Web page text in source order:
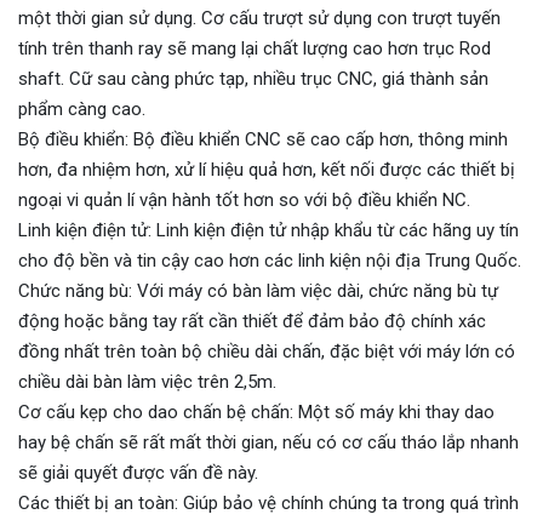
một thời gian sử dụng. Cơ cấu trượt sử dụng con trượt tuyến
tính trên thanh ray sẽ mang lại chất lượng cao hơn trục Rod
shaft. Cữ sau càng phức tạp, nhiều trục CNC, giá thành sản
phẩm càng cao.
Bộ điều khiển: Bộ điều khiển CNC sẽ cao cấp hơn, thông minh
hơn, đa nhiệm hơn, xử lí hiệu quả hơn, kết nối được các thiết bị
ngoại vi quản lí vận hành tốt hơn so với bộ điều khiển NC.
Linh kiện điện tử: Linh kiện điện tử nhập khẩu từ các hãng uy tín
cho độ bền và tin cậy cao hơn các linh kiện nội địa Trung Quốc.
Chức năng bù: Với máy có bàn làm việc dài, chức năng bù tự
động hoặc bằng tay rất cần thiết để đảm bảo độ chính xác
đồng nhất trên toàn bộ chiều dài chấn, đặc biệt với máy lớn có
chiều dài bàn làm việc trên 2,5m.
Cơ cấu kẹp cho dao chấn bệ chấn: Một số máy khi thay dao
hay bệ chấn sẽ rất mất thời gian, nếu có cơ cấu tháo lắp nhanh
sẽ giải quyết được vấn đề này.
Các thiết bị an toàn: Giúp bảo vệ chính chúng ta trong quá trình